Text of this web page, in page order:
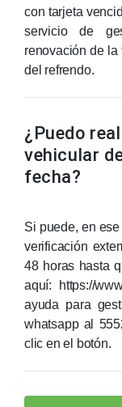
con tarjeta
servicio de
renovación de
del refrendo.
¿Puedo
vehicular
fecha?
Si puede, en
verificación
48 horas hasta
aquí: https://
ayuda para
whatsapp al
clic en el botón.